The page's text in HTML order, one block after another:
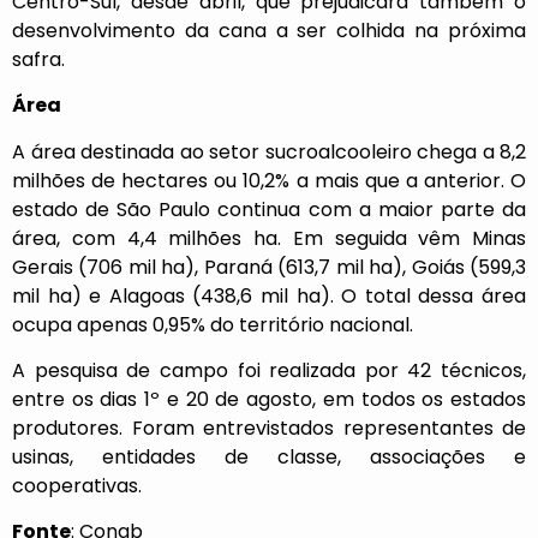
desenvolvimento da cana a ser colhida na próxima
safra.
Área
A área destinada ao setor sucroalcooleiro chega a 8,2
milhões de hectares ou 10,2% a mais que a anterior. O
estado de São Paulo continua com a maior parte da
área, com 4,4 milhões ha. Em seguida vêm Minas
Gerais (706 mil ha), Paraná (613,7 mil ha), Goiás (599,3
mil ha) e Alagoas (438,6 mil ha). O total dessa área
ocupa apenas 0,95% do território nacional.
A pesquisa de campo foi realizada por 42 técnicos,
entre os dias 1º e 20 de agosto, em todos os estados
produtores. Foram entrevistados representantes de
usinas, entidades de classe, associações e
cooperativas.
Fonte: Conab